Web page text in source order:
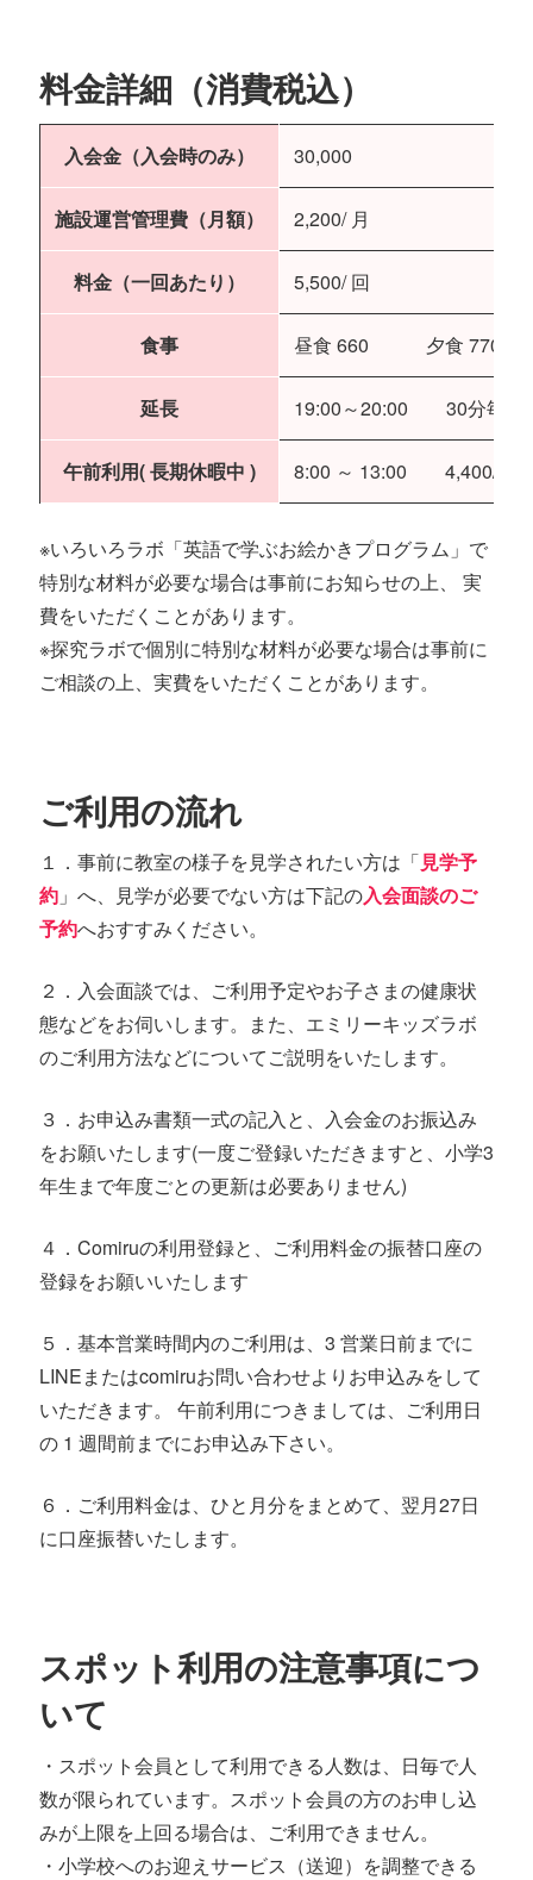
料金詳細（消費税込）
入会金（入会時のみ） 30,000
施設運営管理費（月額） 2,200/ 月
料金（一回あたり） 5,500/ 回
食事 昼食 660 夕食 770
延長 19:00～20:00 30分毎
午前利用( 長期休暇中 ) 8:00 ～ 13:00 4,400/ 回
※いろいろラボ「英語で学ぶお絵かきプログラム」で
特別な材料が必要な場合は事前にお知らせの上、 実
費をいただくことがあります。
※探究ラボで個別に特別な材料が必要な場合は事前に
ご相談の上、実費をいただくことがあります。
ご利用の流れ
１．事前に教室の様子を見学されたい方は「見学予
約」へ、見学が必要でない方は下記の入会面談のご
予約へおすすみください。
２．入会面談では、ご利用予定やお子さまの健康状
態などをお伺いします。また、エミリーキッズラボ
のご利用方法などについてご説明をいたします。
３．お申込み書類一式の記入と、入会金のお振込み
をお願いたします(一度ご登録いただきますと、小学3
年生まで年度ごとの更新は必要ありません)
４．Comiruの利用登録と、ご利用料金の振替口座の
登録をお願いいたします
５．基本営業時間内のご利用は、3 営業日前までに
LINEまたはcomiruお問い合わせよりお申込みをして
いただきます。 午前利用につきましては、ご利用日
の 1 週間前までにお申込み下さい。
６．ご利用料金は、ひと月分をまとめて、翌月27日
に口座振替いたします。
スポット利用の注意事項につ
いて
・スポット会員として利用できる人数は、日毎で人
数が限られています。スポット会員の方のお申し込
みが上限を上回る場合は、ご利用できません。
・小学校へのお迎えサービス（送迎）を調整できる